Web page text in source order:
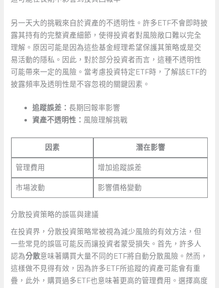
另一天大的挑戰來自於資產的不透明性。許多ETF不會即時披
露其持有的完整資產細節，使得投資者對風險敞口難以完全
理解。原因可能是因為這些基金經理希望保護其策略或是交
易活動的隱私。因此，對於部分投資者而言，這種不透明性
可能帶來一定的風險。當考慮投資特定ETF時，了解該ETF的
披露頻率及透明性是不容忽視的關鍵因素。
追蹤誤差：長期回報率影響
資產不透明性： 風險理解挑戰
因素 潛在影響
管理費用 增加追蹤誤差
市場波動 影響價格變動
分散投資策略的誤區與建議
在投資界，分散投資策略常被視為減少風險的有效方法，但
一些常見的誤區可能反而讓投資者蒙受損失。首先，許多人
認為分散意味著購買大量不同的ETF將自動分散風險。然而，
這樣做不見得有效，因為許多ETF所追蹤的資產可能會有重
疊，此外，購買過多ETF也意味著更高的管理費用。選擇高度